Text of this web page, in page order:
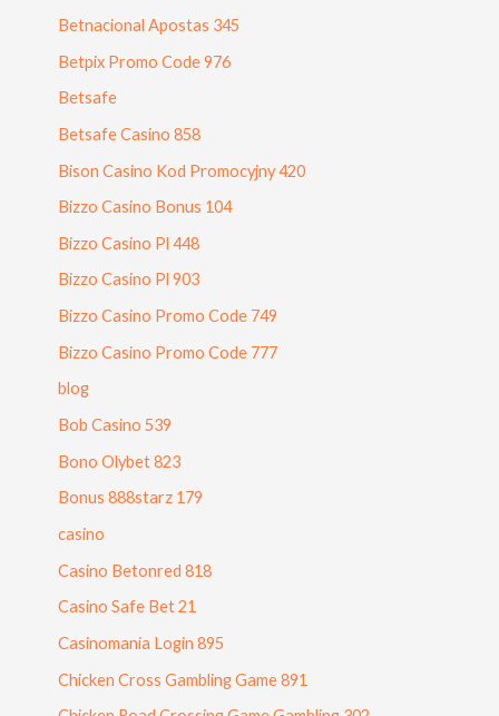
Betnacional Apostas 345
Betpix Promo Code 976
Betsafe
Betsafe Casino 858
Bison Casino Kod Promocyjny 420
Bizzo Casino Bonus 104
Bizzo Casino Pl 448
Bizzo Casino Pl 903
Bizzo Casino Promo Code 749
Bizzo Casino Promo Code 777
blog
Bob Casino 539
Bono Olybet 823
Bonus 888starz 179
casino
Casino Betonred 818
Casino Safe Bet 21
Casinomania Login 895
Chicken Cross Gambling Game 891